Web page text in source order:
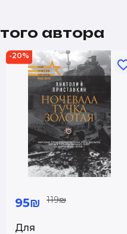
автора
-20%
95₪ 119₪
Для